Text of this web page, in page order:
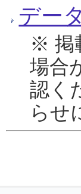
デー
※ 掲
場合
認く
らせ